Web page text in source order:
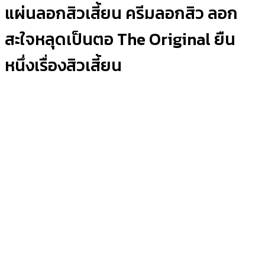
แผ่นลอกสิวเสี้ยน ครีมลอกสิว ลอก
สะใจหลุดเป็นตอ The Original ยืน
หนึ่งเรื่องสิวเสี้ยน